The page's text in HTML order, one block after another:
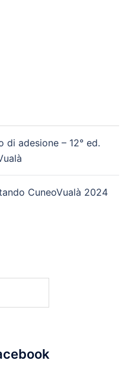
di adesione – 12° ed.
CuneoVualà 2024